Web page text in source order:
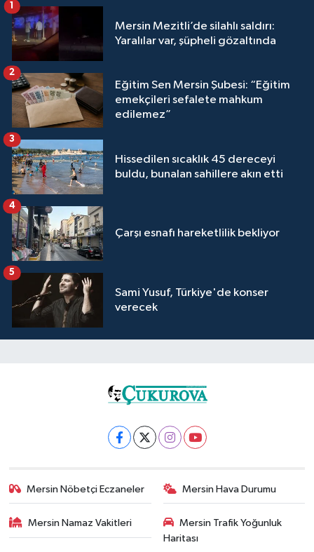
Mersin Mezitli’de silahlı saldırı:
Yaralılar var, şüpheli gözaltında
1
Eğitim Sen Mersin Şubesi: “Eğitim
emekçileri sefalete mahkum
edilemez”
2
Hissedilen sıcaklık 45 dereceyi
buldu, bunalan sahillere akın etti
3
Çarşı esnafı hareketlilik bekliyor
4
Sami Yusuf, Türkiye'de konser
verecek
5
Mersin Nöbetçi Eczaneler Mersin Hava Durumu
Mersin Namaz Vakitleri
Mersin Trafik Yoğunluk
Haritası